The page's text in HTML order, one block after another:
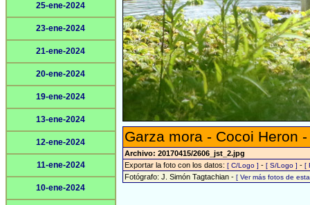
25-ene-2024
23-ene-2024
21-ene-2024
20-ene-2024
19-ene-2024
13-ene-2024
12-ene-2024
11-ene-2024
10-ene-2024
Garza mora - Cocoi Heron
Archivo: 20170415/2606_jst_2.jpg
Exportar la foto con los datos: [ C/Logo ] - [ S/Logo ] - [
Fotógrafo: J. Simón Tagtachian - [ Ver más fotos de